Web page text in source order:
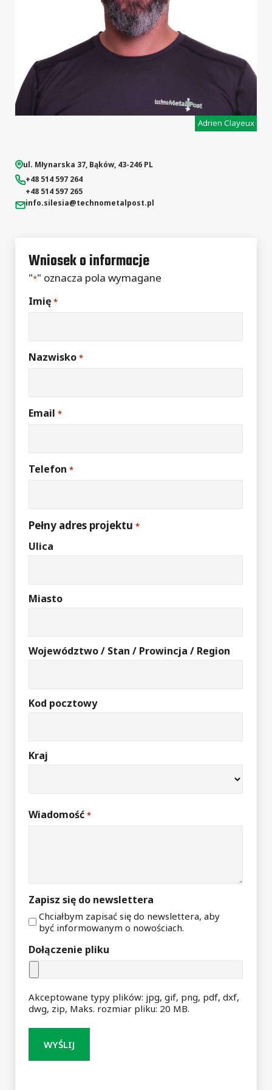
Adrien Clayeux
ul. Młynarska 37, Bąków, 43-246 PL
+48 514 597 264
+48 514 597 265
info.silesia@technometalpost.pl
Wniosek o informacje
"*" oznacza pola wymagane
Imię *
Nazwisko *
Email *
Telefon *
Pełny adres projektu *
Ulica
Miasto
Województwo / Stan / Prowincja / Region
Kod pocztowy
Kraj
Wiadomość *
Zapisz się do newslettera
Chciałbym zapisać się do newslettera, aby
być informowanym o nowościach.
Dołączenie pliku
Akceptowane typy plików: jpg, gif, png, pdf, dxf,
dwg, zip, Maks. rozmiar pliku: 20 MB.